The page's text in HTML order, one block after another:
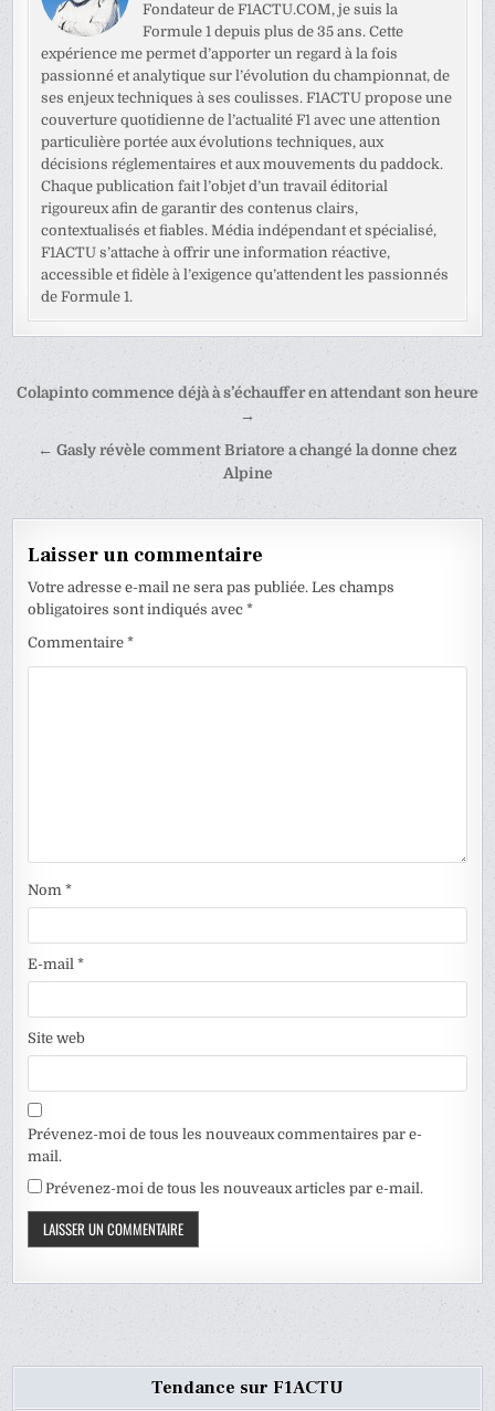
Fondateur de F1ACTU.COM, je suis la
Formule 1 depuis plus de 35 ans. Cette
expérience me permet d’apporter un regard à la fois
passionné et analytique sur l’évolution du championnat, de
ses enjeux techniques à ses coulisses. F1ACTU propose une
couverture quotidienne de l’actualité F1 avec une attention
particulière portée aux évolutions techniques, aux
décisions réglementaires et aux mouvements du paddock.
Chaque publication fait l’objet d’un travail éditorial
rigoureux afin de garantir des contenus clairs,
contextualisés et fiables. Média indépendant et spécialisé,
F1ACTU s’attache à offrir une information réactive,
accessible et fidèle à l’exigence qu’attendent les passionnés
de Formule 1.
Navigation
l’article
Colapinto commence déjà à s’échauffer en attendant son heure
→
← Gasly révèle comment Briatore a changé la donne chez
Alpine
Laisser un commentaire
Votre adresse e-mail ne sera pas publiée. Les champs
obligatoires sont indiqués avec*
Commentaire*
Nom*
E-mail*
Site web
Prévenez-moi de tous les nouveaux commentaires par e-
mail.
Prévenez-moi de tous les nouveaux articles par e-mail.
Tendance sur F1ACTU